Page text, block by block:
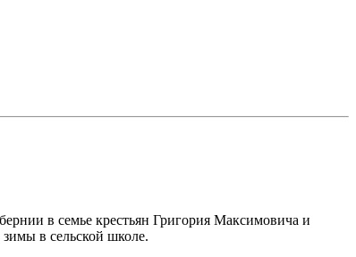
в семье крестьян Григория Максимовича и
в сельской школе.